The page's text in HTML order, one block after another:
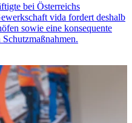
bei Österreichs
vida fordert deshalb
sowie eine konsequente